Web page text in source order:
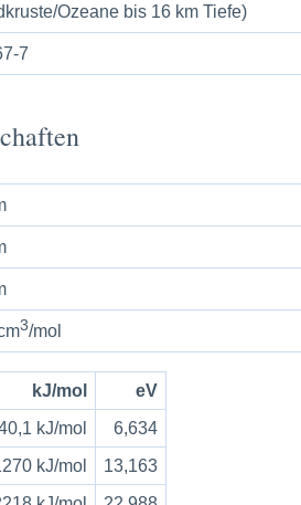
Ozeane bis 16 km Tiefe)
7
3/mol
kJ/mol
eV
kJ/mol
6,634
kJ/mol
13,163